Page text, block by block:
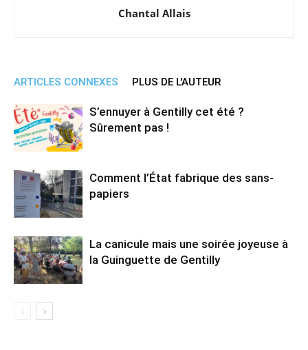
Chantal Allais
ARTICLES CONNEXES PLUS DE L'AUTEUR
S’ennuyer à Gentilly cet été ?
Sûrement pas !
Comment l’État fabrique des sans-
papiers
La canicule mais une soirée joyeuse à
la Guinguette de Gentilly